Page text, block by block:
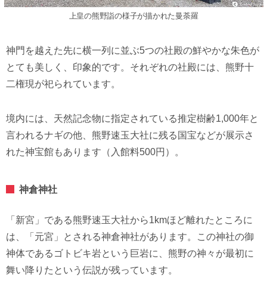
上皇の熊野詣の様子が描かれた曼荼羅
神門を越えた先に横一列に並ぶ5つの社殿の鮮やかな朱色が
とても美しく、印象的です。それぞれの社殿には、熊野十
二権現が祀られています。
境内には、天然記念物に指定されている推定樹齢1,000年と
言われるナギの他、熊野速玉大社に残る国宝などが展示さ
れた神宝館もあります（入館料500円）。
神倉神社
「新宮」である熊野速玉大社から1kmほど離れたところに
は、「元宮」とされる神倉神社があります。この神社の御
神体であるゴトビキ岩という巨岩に、熊野の神々が最初に
舞い降りたという伝説が残っています。